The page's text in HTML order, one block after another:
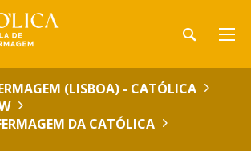
(LISBOA) - CATÓLICA
DA CATÓLICA